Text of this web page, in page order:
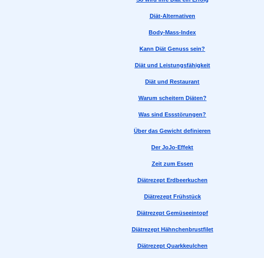
Diät-Alternativen
Body-Mass-Index
Kann Diät Genuss sein?
Diät und Leistungsfähigkeit
Diät und Restaurant
Warum scheitern Diäten?
Was sind Essstörungen?
Über das Gewicht definieren
Der JoJo-Effekt
Zeit zum Essen
Diätrezept Erdbeerkuchen
Diätrezept Frühstück
Diätrezept Gemüseeintopf
Diätrezept Hähnchenbrustfilet
Diätrezept Quarkkeulchen